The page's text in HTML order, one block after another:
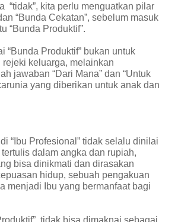
“tidak”, kita perlu menguatkan pilar
“Bunda Cekatan”, sebelum masuk
“Bunda Produktif”.
“Bunda Produktif” bukan untuk
keluarga, melainkan
jawaban “Dari Mana” dan “Untuk
yang diberikan untuk anak dan
“Ibu Profesional” tidak selalu dinilai
dalam angka dan rupiah,
bisa dinikmati dan dirasakan
hidup, sebuah pengakuan
menjadi Ibu yang bermanfaat bagi
tidak bisa dimaknai sebagai